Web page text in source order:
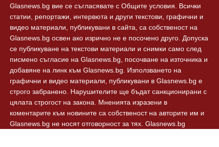
Glasnews.bg вие се съгласявате с Общите условия. Всички
статии, репортажи, интервюта и други текстови, графични и
видео материали, публикувани в сайта, са собственост на
Glasnews.bg освен ако изрично не е посочено друго. Допуска
се публикуване на текстови материали и снимки само след
писмено съгласие на Glasnews.bg, посочване на източника и
добавяне на линк към Glasnews.bg. Използването на
графични и видео материали, публикувани в Glasnews.bg е
строго забранено. Нарушителите ще бъдат санкционирани с
цялата строгост на закона. Мненията изразени в
коментарите към новините са собственост на авторите им и
Glasnews.bg не носят отговорност за тях. Glasnews.bg